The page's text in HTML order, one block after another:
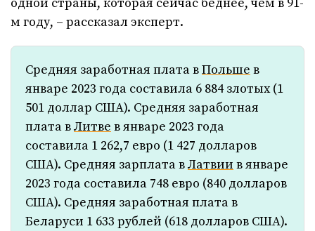
одной страны, которая сейчас беднее, чем в 91-
м году, – рассказал эксперт.
Средняя заработная плата вПольше в
январе 2023 года составила 6 884 злотых (1
501 доллар США). Средняя заработная
плата вЛитве в январе 2023 года
составила 1 262,7 евро (1 427 долларов
США). Средняя зарплата вЛатвии в январе
2023 года составила 748 евро (840 долларов
США). Средняя заработная плата в
Беларуси 1 633 рублей (618 долларов США).